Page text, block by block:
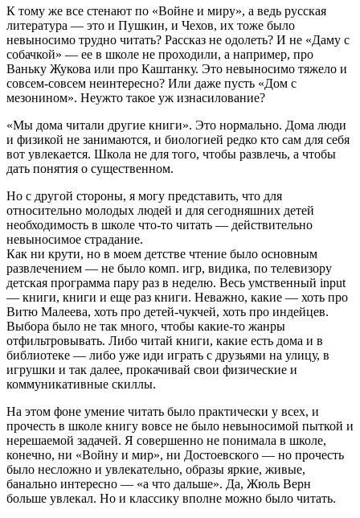
К тому же все стенают по «Войне и миру», а ведь русская
литература — это и Пушкин, и Чехов, их тоже было
невыносимо трудно читать? Рассказ не одолеть? И не «Даму с
собачкой» — ее в школе не проходили, а например, про
Ваньку Жукова или про Каштанку. Это невыносимо тяжело и
совсем-совсем неинтересно? Или даже пусть «Дом с
мезонином». Неужто такое уж изнасилование?
«Мы дома читали другие книги». Это нормально. Дома люди
и физикой не занимаются, и биологией редко кто сам для себя
вот увлекается. Школа не для того, чтобы развлечь, а чтобы
дать понятия о существенном.
Но с другой стороны, я могу представить, что для
относительно молодых людей и для сегодняшних детей
необходимость в школе что-то читать — действительно
невыносимое страдание.
Как ни крути, но в моем детстве чтение было основным
развлечением — не было комп. игр, видика, по телевизору
детская программа пару раз в неделю. Весь умственный input
— книги, книги и еще раз книги. Неважно, какие — хоть про
Витю Малеева, хоть про детей-чукчей, хоть про индейцев.
Выбора было не так много, чтобы какие-то жанры
отфильтровывать. Либо читай книги, какие есть дома и в
библиотеке — либо уже иди играть с друзьями на улицу, в
игрушки и так далее, прокачивай свои физические и
коммуникативные скиллы.
На этом фоне умение читать было практически у всех, и
прочесть в школе книгу вовсе не было невыносимой пыткой и
нерешаемой задачей. Я совершенно не понимала в школе,
конечно, ни «Войну и мир», ни Достоевского — но прочесть
было несложно и увлекательно, образы яркие, живые,
банально интересно — «а что дальше». Да, Жюль Верн
больше увлекал. Но и классику вполне можно было читать.